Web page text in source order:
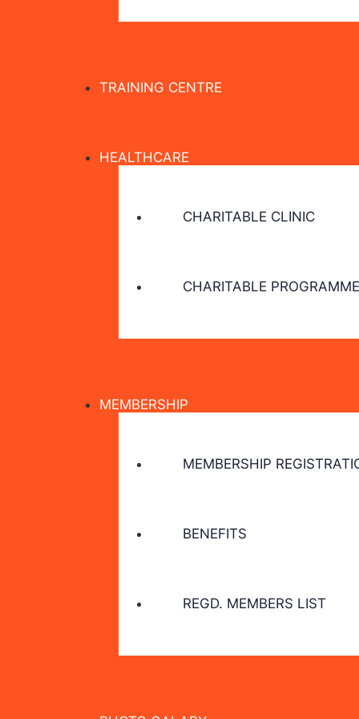
TRAINING CENTRE
HEALTHCARE
CHARITABLE CLINIC
CHARITABLE
MEMBERSHIP
MEMBERSHIP
BENEFITS
REGD. MEMBERS LIST